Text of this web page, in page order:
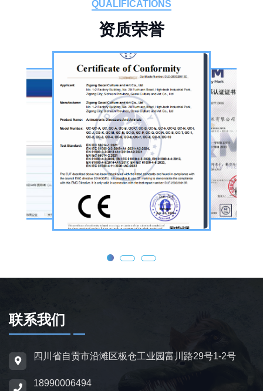
品的恐龙制作公司。公司采用按需定制模式，
从前期方案设计、场景规划，到中期原料选
择、工序制作，再到后期运输配送、上门安装
调试，形成全流程服务，可用于主题乐园、文
旅景区、科普展馆、商业广场、大型展会、节
庆活动等场景。
公司核心业务为仿真恐龙制作，产品线涵盖静
态展示、动态互动、游乐体验三类。其中，机
器恐龙结合机械传动、智能控制技术，可实现
眨眼、张嘴吼叫、摆尾、行走、呼吸起伏等动
态效果，皮肤采用环保硅胶材质，还原史前恐
大型雕塑，覆盖霸王龙、三角龙、剑龙、长颈
龙、翼龙等常见品类，同时支持恐龙化石骨架
场景摆放。
为适配亲子游乐场景，公司推出恐龙电动车与
防滑车轮、限速装置及安全扶手，适用于乐
QUALIFICATIONS
资质荣誉
联系我们
四川省自贡市沿滩区板仓工业园富川路29号1-2号
18990006494